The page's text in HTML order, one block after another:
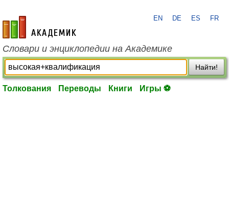
academic.ru
EN DE ES FR
Словари и энциклопедии на Академике
Найти!
Толкования Переводы Книги Игры ⚽